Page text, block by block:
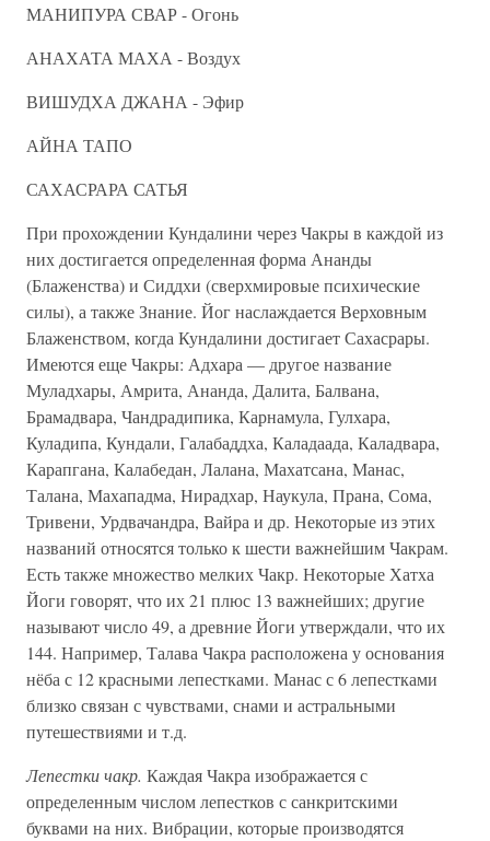
МАНИПУРА СВАР - Огонь
АНАХАТА МАХА - Воздух
ВИШУДХА ДЖАНА - Эфир
АЙНА ТАПО
САХАСРАРА САТЬЯ
При прохождении Кундалини через Чакры в каждой из
них достигается определенная форма Ананды
(Блаженства) и Сиддхи (сверхмировые психические
силы), а также Знание. Йог наслаждается Верховным
Блаженством, когда Кундалини достигает Сахасрары.
Имеются еще Чакры: Адхара — другое название
Муладхары, Амрита, Ананда, Далита, Балвана,
Брамадвара, Чандрадипика, Карнамула, Гулхара,
Куладипа, Кундали, Галабаддха, Каладаада, Каладвара,
Карапгана, Калабедан, Лалана, Махатсана, Манас,
Талана, Махападма, Нирадхар, Наукула, Прана, Сома,
Тривени, Урдвачандра, Вайра и др. Некоторые из этих
названий относятся только к шести важнейшим Чакрам.
Есть также множество мелких Чакр. Некоторые Хатха
Йоги говорят, что их 21 плюс 13 важнейших; другие
называют число 49, а древние Йоги утверждали, что их
144. Например, Талава Чакра расположена у основания
нёба с 12 красными лепестками. Манас с 6 лепестками
близко связан с чувствами, снами и астральными
путешествиями и т.д.
Лепестки чакр. Каждая Чакра изображается с
определенным числом лепестков с санкритскими
буквами на них. Вибрации, которые производятся